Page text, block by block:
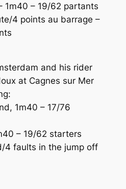
1m40 – 19/62 partants
4 points au barrage –
and his rider
at Cagnes sur Mer
1m40 – 17/76
– 19/62 starters
4 faults in the jump off